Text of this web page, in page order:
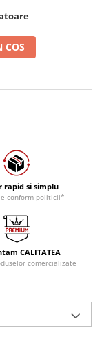
COS
rapid si simplu
conform politicii*
CALITATEA
comercializate